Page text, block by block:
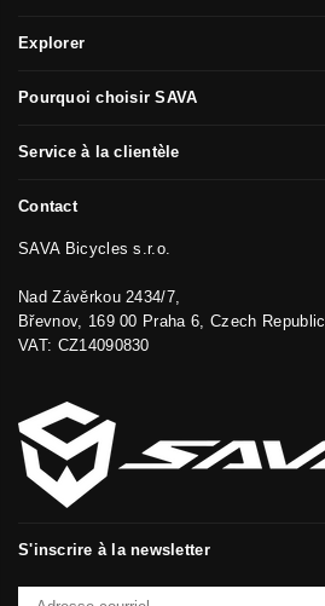
Explorer
Pourquoi choisir SAVA
Service à la clientèle
Contact
SAVA Bicycles s.r.o.
Nad Závěrkou 2434/7,
Břevnov, 169 00 Praha 6, Czech Republic
VAT: CZ14090830
S'inscrire à la newsletter